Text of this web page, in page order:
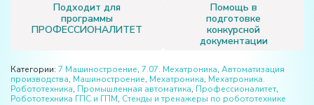
Подходит для
программы
ПРОФЕССИОНАЛИТЕТ
Помощь в
подготовке
конкурсной
документации
Категории: 7 Машиностроение, 7.07. Мехатроника, Автоматизация
производства, Машиностроение, Мехатроника, Мехатроника.
Робототехника, Промышленная автоматика, Профессионалитет,
Робототехника ГПС и ГПМ, Стенды и тренажеры по робототехнике